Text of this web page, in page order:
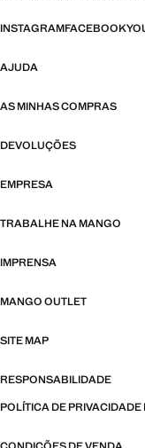
INSTAGRAMFACEBOOK
AJUDA
AS MINHAS COMPRAS
DEVOLUÇÕES
EMPRESA
TRABALHE NA MANGO
IMPRENSA
MANGO OUTLET
SITE MAP
RESPONSABILIDADE
POLÍTICA DE